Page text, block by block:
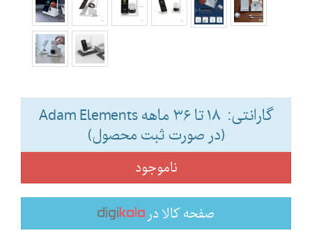
گارانتی: ۱۸ تا ۳۶ ماهه Adam Elements
(در صورت ثبت محصول)
ناموجود
صفحه کالا در